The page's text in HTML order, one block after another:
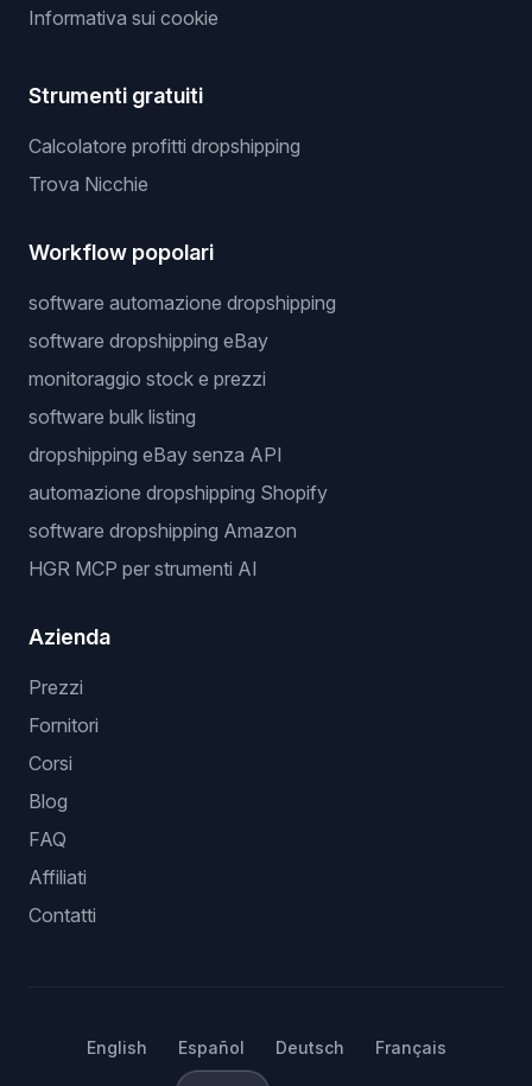
Informativa sui cookie
Strumenti gratuiti
Calcolatore profitti dropshipping
Trova Nicchie
Workflow popolari
software automazione dropshipping
software dropshipping eBay
monitoraggio stock e prezzi
software bulk listing
dropshipping eBay senza API
automazione dropshipping Shopify
software dropshipping Amazon
HGR MCP per strumenti AI
Azienda
Prezzi
Fornitori
Corsi
Blog
FAQ
Affiliati
Contatti
English Español Deutsch Français